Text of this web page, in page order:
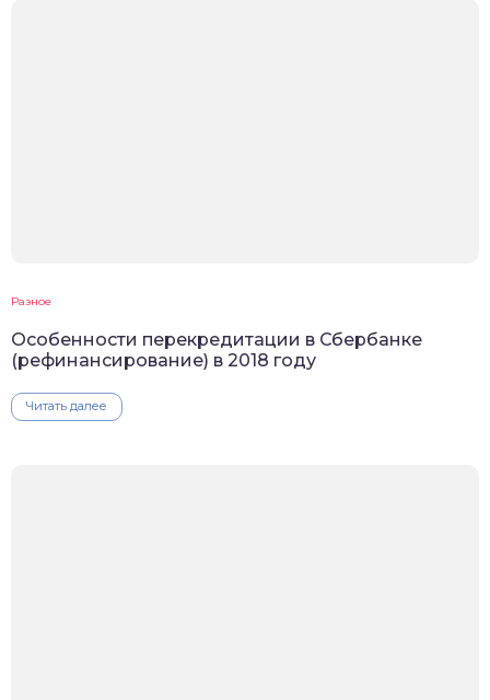
Разное
Особенности перекредитации в Сбербанке
(рефинансирование) в 2018 году
Читать далее